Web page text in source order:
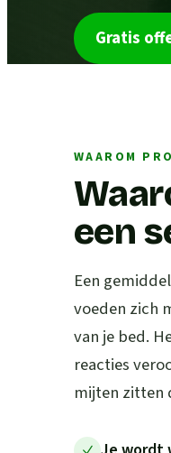
Gratis
WAAROM
een
Een
voeden zich
van je bed.
reacties
mijten zitten